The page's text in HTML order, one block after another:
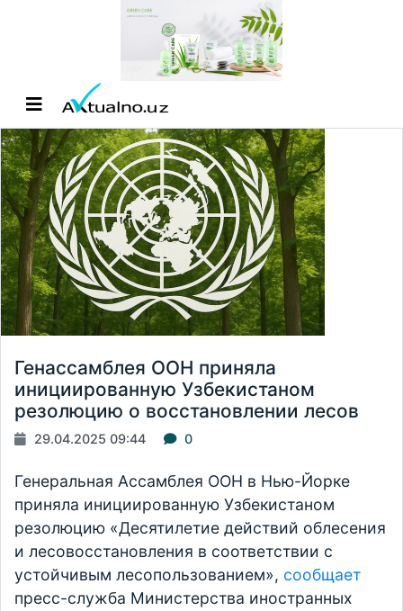
Генассамблея ООН приняла
инициированную Узбекистаном
резолюцию о восстановлении лесов
29.04.2025 09:44 0
Генеральная Ассамблея ООН в Нью-Йорке
приняла инициированную Узбекистаном
резолюцию «Десятилетие действий облесения
и лесовосстановления в соответствии с
устойчивым лесопользованием», сообщает
пресс-служба Министерства иностранных